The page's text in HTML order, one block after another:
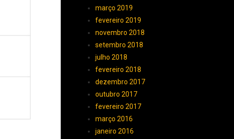
março 2019
fevereiro 2019
novembro 2018
setembro 2018
julho 2018
fevereiro 2018
dezembro 2017
outubro 2017
fevereiro 2017
março 2016
janeiro 2016